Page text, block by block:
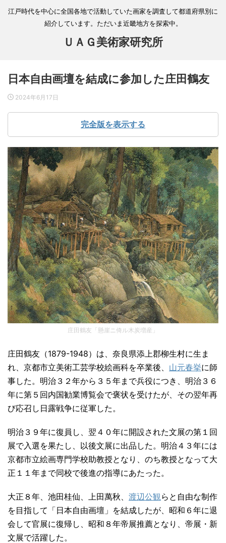
江戸時代を中心に全国各地で活動していた画家を調査して都道府県別に
紹介しています。ただいま近畿地方を探索中。
ＵＡＧ美術家研究所
日本自由画壇を結成に参加した庄田鶴友
2024年6月17日
完全版を表示する
庄田鶴友「懸崖ニ倚ル木炭増産」
庄田鶴友（1879-1948）は、奈良県添上郡柳生村に生ま
れ、京都市立美術工芸学校絵画科を卒業後、 山元春挙に師
事した。明治３２年から３５年まで兵役につき、明治３６
年に第５回内国勧業博覧会で褒状を受けたが、その翌年再
び応召し日露戦争に従軍した。
明治３９年に復員し、翌４０年に開設された文展の第１回
展で入選を果たし、以後文展に出品した。明治４３年には
京都市立絵画専門学校助教授となり、のち教授となって大
正１１年まで同校で後進の指導にあたった。
大正８年、池田桂仙、上田萬秋、 渡辺公観らと自由な制作
を目指して「日本自由画壇」を結成したが、昭和６年に退
会して官展に復帰し、昭和８年帝展推薦となり、帝展・新
文展で活躍した。